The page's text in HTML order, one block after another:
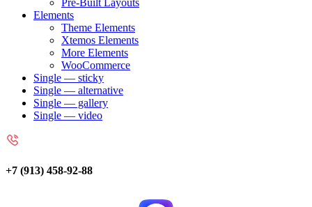
Pre-Built Layouts
Elements
Theme Elements
Xtemos Elements
More Elements
WooCommerce
Single — sticky
Single — alternative
Single — gallery
Single — video
+7 (913) 458-92-88